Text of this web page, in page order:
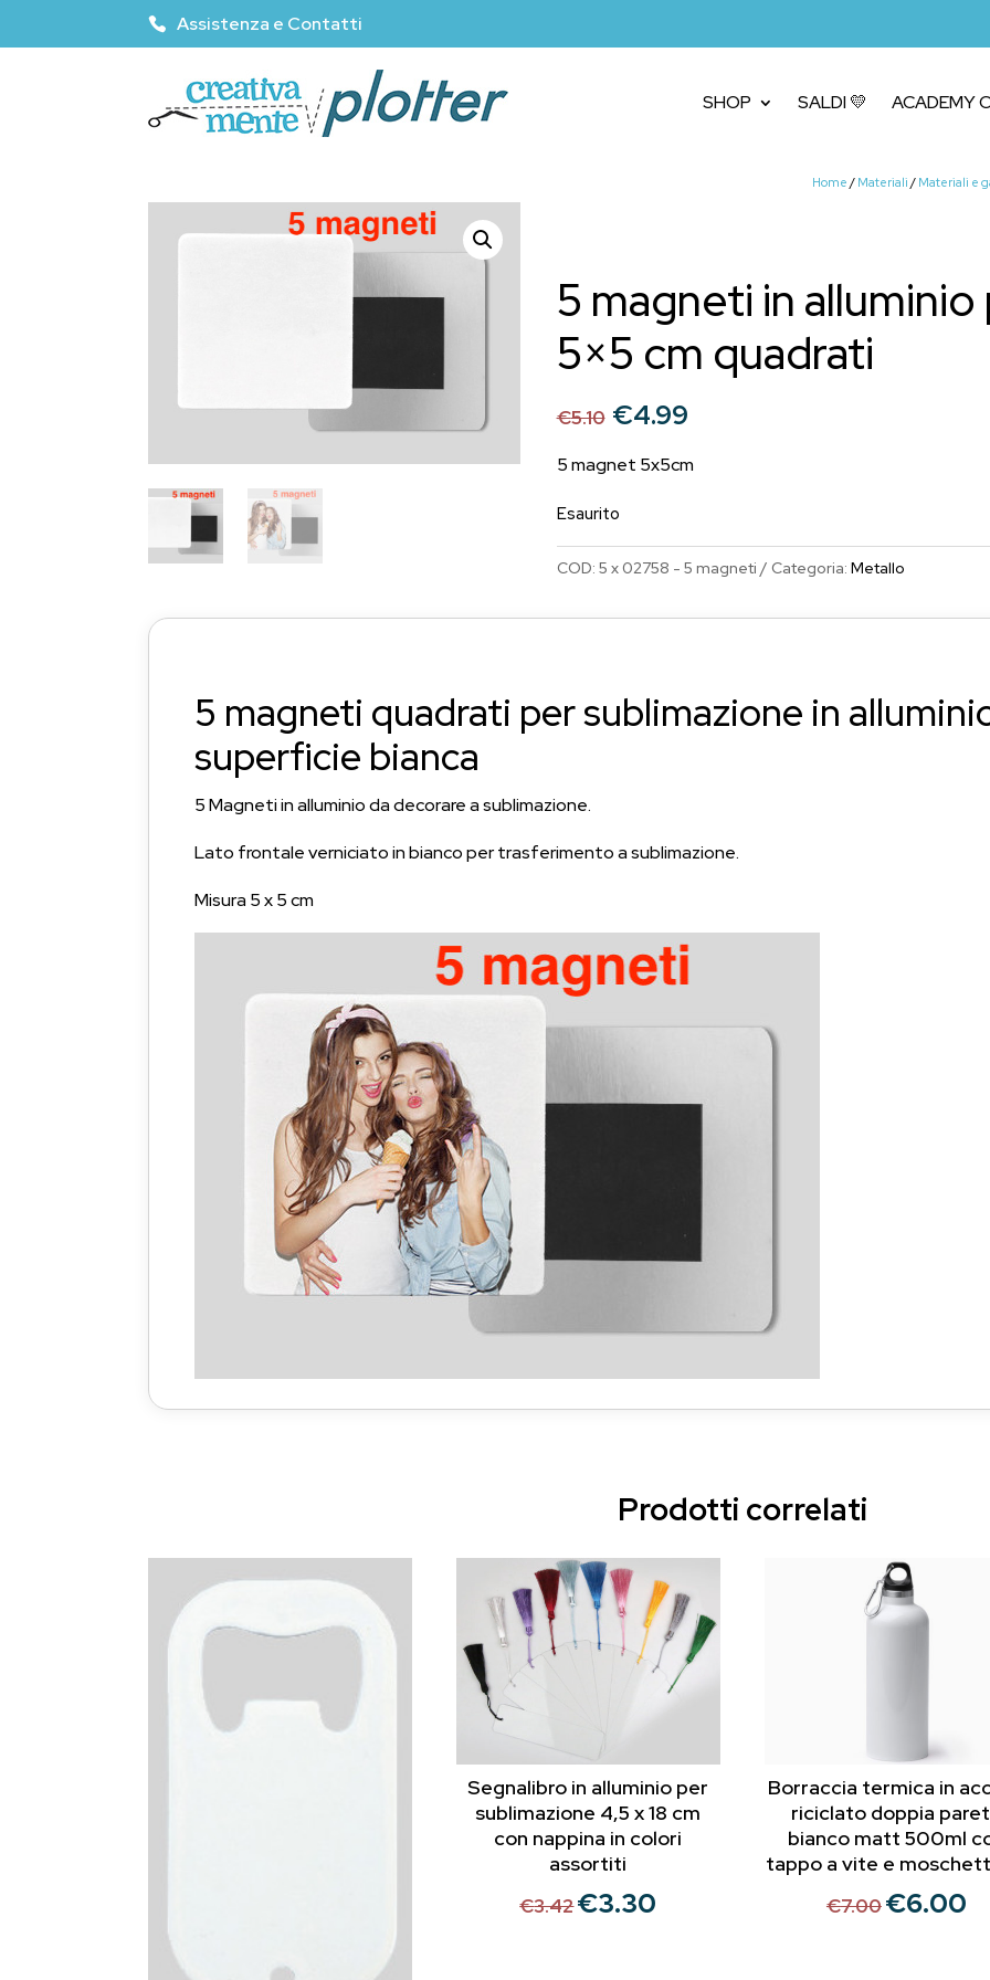
Assistenza e Contatti
SHOP SALDI 💛 ACADEMY
Home / Materiali / Materiali e
5 magneti in
5×5 cm quadrati
€5.10 Il
originale
era:
€5.10.
€4.99Il
attuale
5 magnet 5x5cm
Esaurito
COD: 5 x 02758 - 5 magneti Categoria: Metallo
5 magneti quadrati per sublimazione in
superficie bianca
5 Magneti in alluminio da decorare a sublimazione.
Lato frontale verniciato in bianco per trasferimento a sublimazione.
Misura 5 x 5 cm
Prodotti correlati
Segnalibro in alluminio per
sublimazione 4,5 x 18 cm
con nappina in colori
assortiti
€3.42Il
€3.30
Borraccia termica in
riciclato doppia
bianco matt 500ml
tappo a vite e
€7.00 Il
€6.00Il